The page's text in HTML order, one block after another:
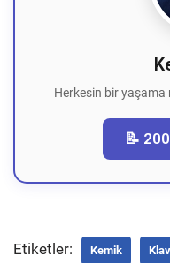
Herkesin bir yaşama
📝
Etiketler: Kemik